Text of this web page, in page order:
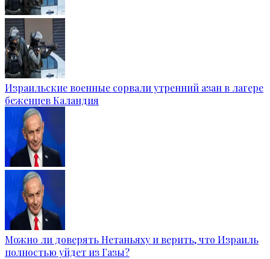
Израильские военные сорвали утренний азан в лагере
беженцев Каландия
Можно ли доверять Нетаньяху и верить, что Израиль
полностью уйдет из Газы?